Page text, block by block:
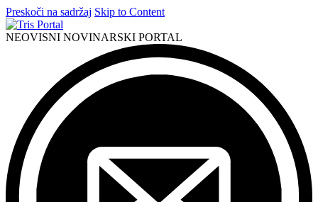
Preskoči na sadržaj Skip to Content
NEOVISNI NOVINARSKI PORTAL